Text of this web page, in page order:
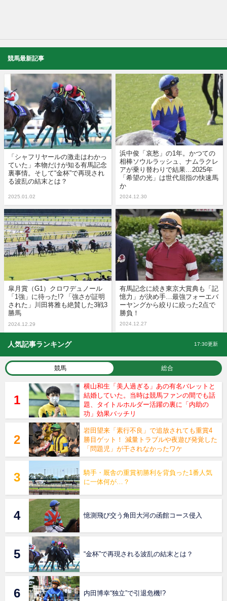
競馬最新記事
「シャフリヤールの激走はわかっ
ていた」本物だけが知る有馬記念
裏事情。そして“金杯”で再現され
る波乱の結末とは？
2025.01.02
浜中俊「哀愁」の1年。かつての
相棒ソウルラッシュ、ナムラクレ
アが乗り替わりで結果…2025年
「希望の光」は世代屈指の快速馬
か
2024.12.30
皐月賞（G1）クロワデュノール
「1強」に待った!? 「強さが証明
された」川田将雅も絶賛した3戦3
勝馬
2024.12.29
有馬記念に続き東京大賞典も「記
憶力」が決め手…最強フォーエバ
ーヤングから絞りに絞った2点で
勝負！
2024.12.27
人気記事ランキング 17:30更新
競馬 総合
横山和生「美人過ぎる」あの有名バレットと
結婚していた。当時は競馬ファンの間でも話
題、タイトルホルダー活躍の裏に「内助の
功」効果バッチリ
岩田望来「素行不良」で追放されても重賞4
勝目ゲット！ 減量トラブルや夜遊び発覚した
「問題児」が干されなかったワケ
騎手・厩舎の重賞初勝利を背負った1番人気
に一体何が…？
憶測飛び交う角田大河の函館コース侵入
“金杯”で再現される波乱の結末とは？
内田博幸“独立”で引退危機!?